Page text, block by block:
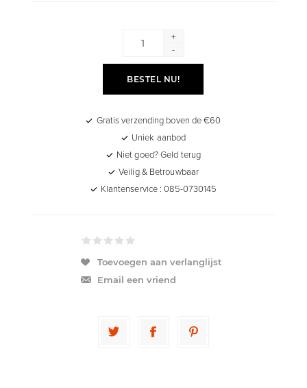
+
-
BESTEL NU!
Gratis verzending boven de €60
Uniek aanbod
Niet goed? Geld terug
Veilig & Betrouwbaar
Klantenservice : 085-0730145
Toevoegen aan verlanglijst
Email een vriend